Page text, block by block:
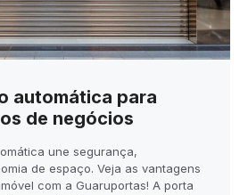
automática para
de negócios
une segurança,
de espaço. Veja as vantagens
com a Guaruportas! A porta